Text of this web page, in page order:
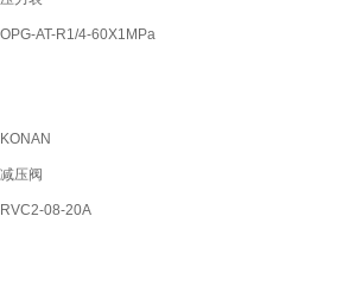
AT-R1/4-60X1MPa
压阀
08-20A